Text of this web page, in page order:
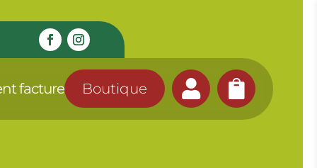
facture Boutique  